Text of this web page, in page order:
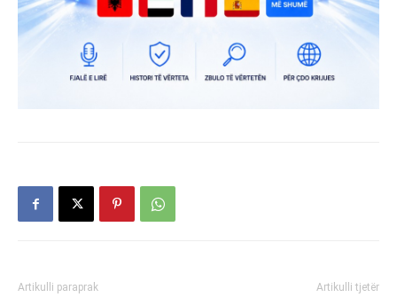
Artikulli paraprak Artikulli tjetër